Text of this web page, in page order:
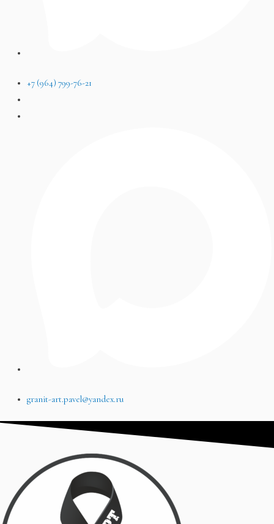
+7 (964) 799-76-21
granit-art.pavel@yandex.ru